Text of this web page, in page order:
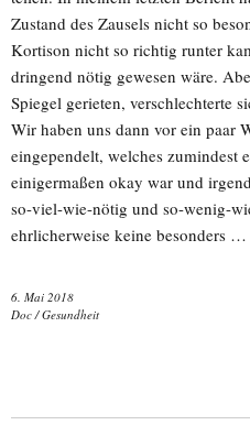
Zustand des Zausels nicht so
Kortison nicht so richtig runter
dringend nötig gewesen wäre.
Spiegel gerieten, verschlechterte
Wir haben uns dann vor ein paar
eingependelt, welches zumindest
einigermaßen okay war und
so-viel-wie-nötig und so-wenig-
ehrlicherweise keine besonders …
6. Mai 2018
Doc /Gesundheit